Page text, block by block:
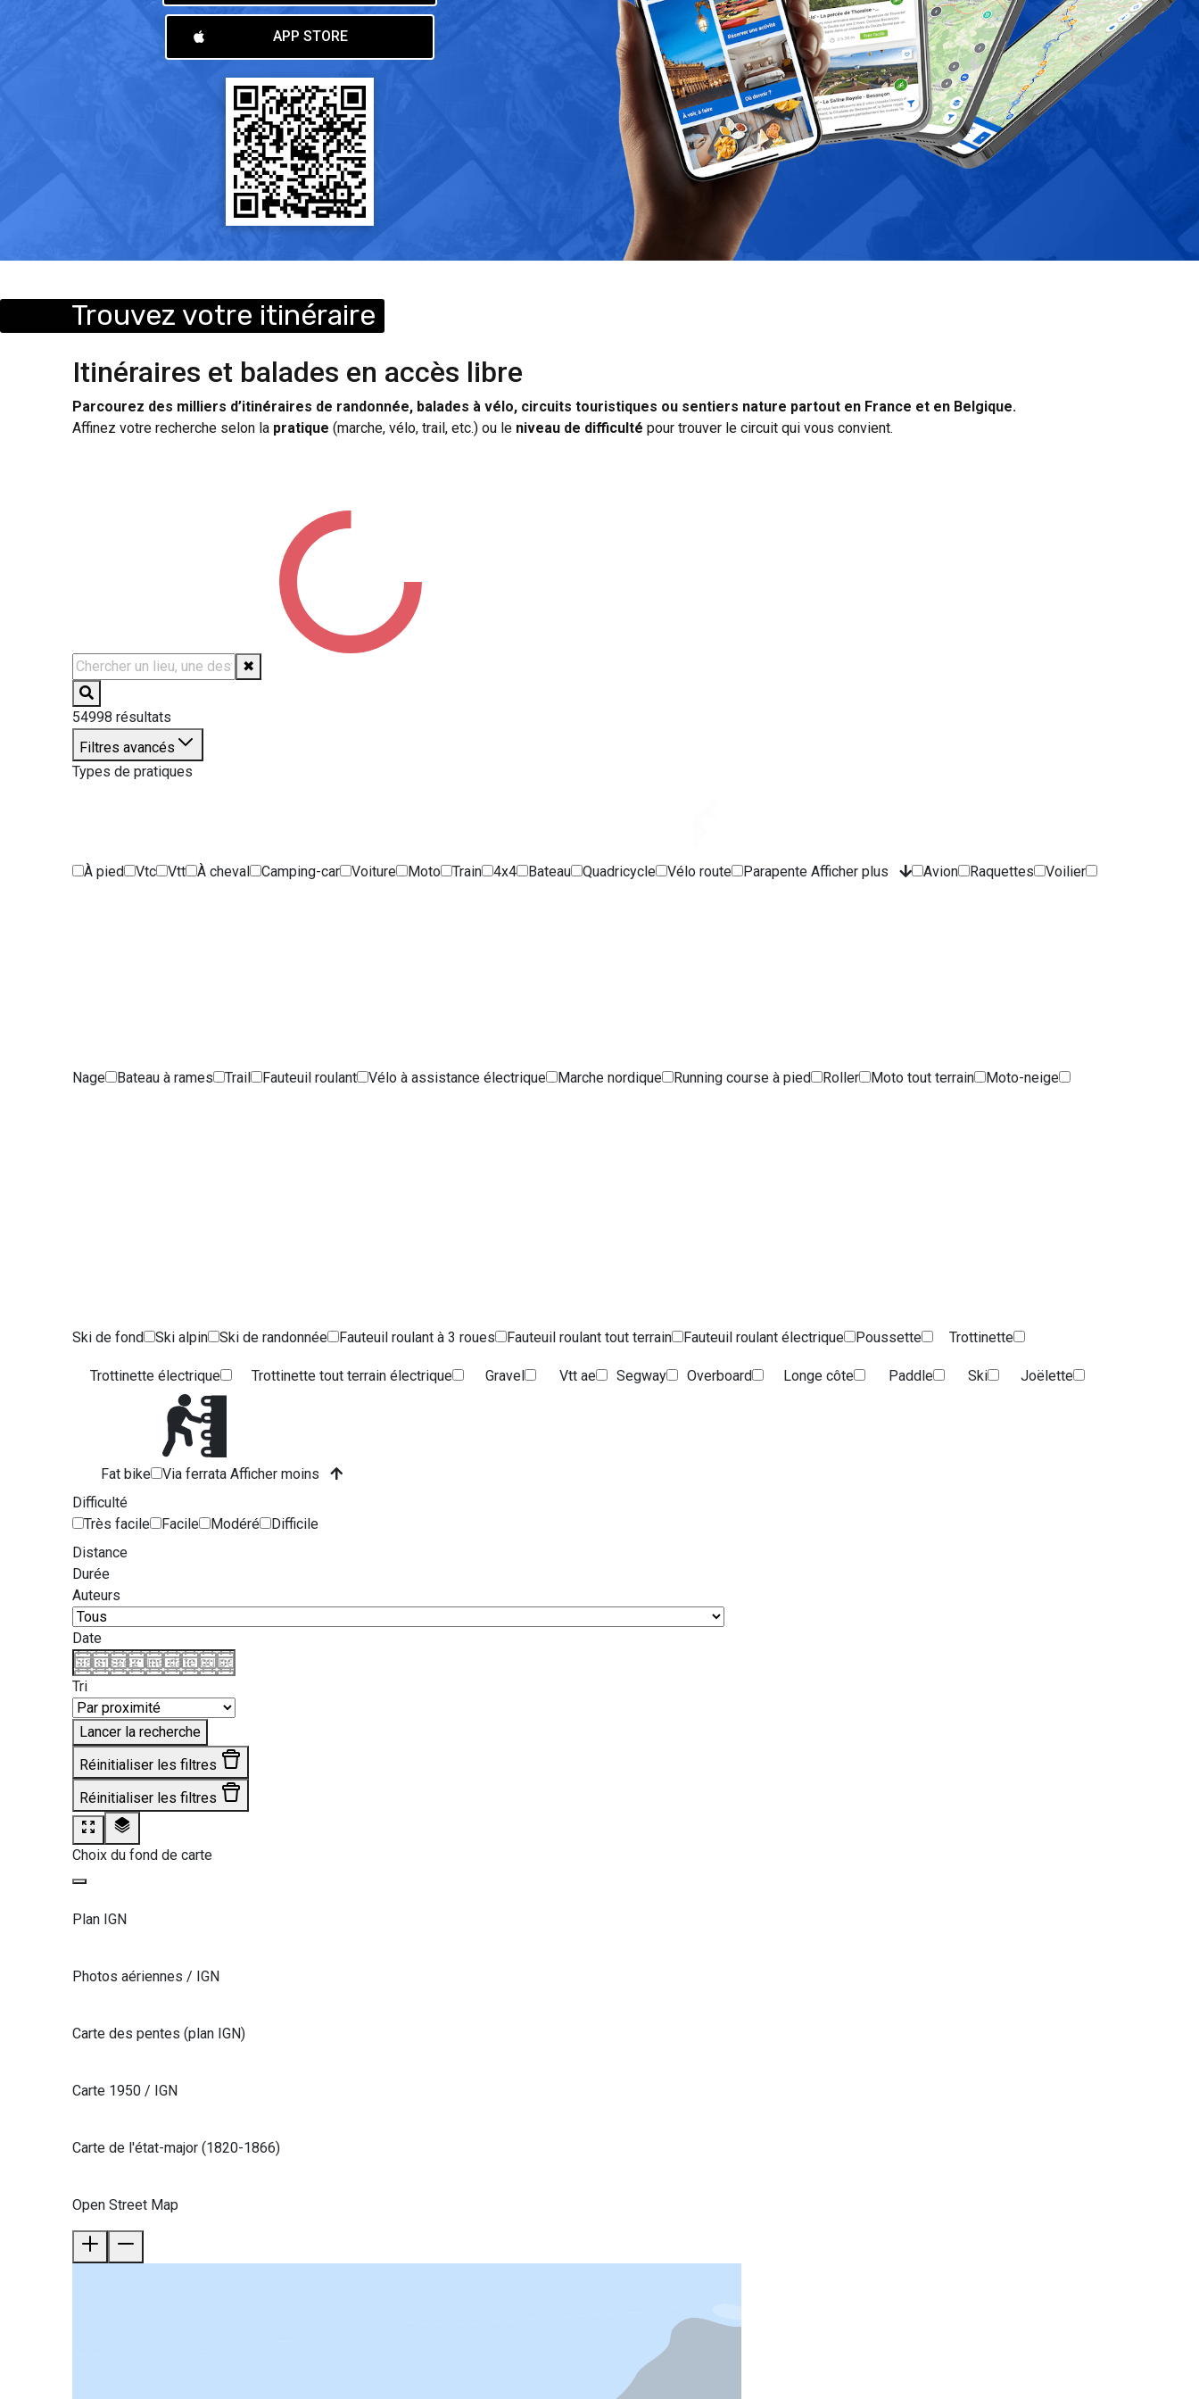
APP STORE
Trouvez votre itinéraire
Itinéraires et balades en accès libre
Parcourez des milliers d’itinéraires de randonnée, balades à vélo, circuits touristiques ou sentiers nature partout en France et en Belgique.
Affinez votre recherche selon la pratique (marche, vélo, trail, etc.) ou le niveau de difficulté pour trouver le circuit qui vous convient.
✖
54998 résultats
Filtres avancés
Types de pratiques
À pied Vtc Vtt À cheval Camping-car Voiture Moto Train 4x4 Bateau Quadricycle Vélo route ParapenteAfficher plus Avion Raquettes Voilier
Nage Bateau à rames Trail Fauteuil roulant Vélo à assistance électrique Marche nordique Running course à pied Roller Moto tout terrain Moto-neige
Ski de fond Ski alpin Ski de randonnée Fauteuil roulant à 3 roues Fauteuil roulant tout terrain Fauteuil roulant électrique Poussette Trottinette
Trottinette électrique Trottinette tout terrain électrique Gravel Vtt ae Segway Overboard Longe côte Paddle Ski Joëlette
Fat bike Via ferrataAfficher moins
Difficulté
Très facile
Facile Modéré
Difficile
Distance
Durée
Auteurs
Date
Tri
Lancer la recherche
Réinitialiser les filtres
Réinitialiser les filtres
Choix du fond de carte
Plan IGN
Photos aériennes / IGN
Carte des pentes (plan IGN)
Carte 1950 / IGN
Carte de l'état-major (1820-1866)
Open Street Map